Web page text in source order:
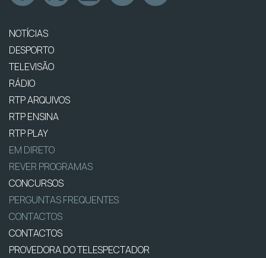
NOTÍCIAS
DESPORTO
TELEVISÃO
RÁDIO
RTP ARQUIVOS
RTP ENSINA
RTP PLAY
EM DIRETO
REVER PROGRAMAS
CONCURSOS
PERGUNTAS FREQUENTES
CONTACTOS
CONTACTOS
PROVEDORA DO TELESPECTADOR